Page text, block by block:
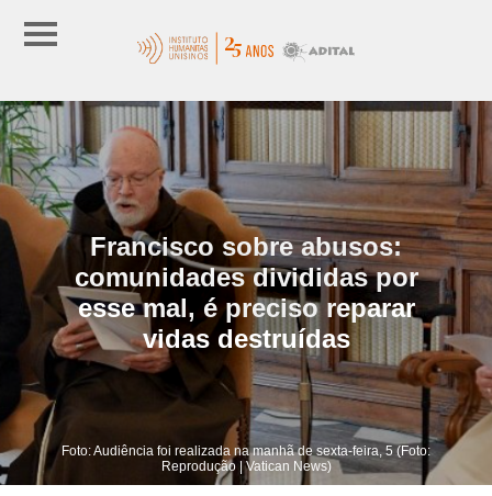
Francisco sobre abusos:
comunidades divididas por
esse mal, é preciso reparar
vidas destruídas
Foto: Audiência foi realizada na manhã de sexta-feira, 5 (Foto:
Reprodução | Vatican News)